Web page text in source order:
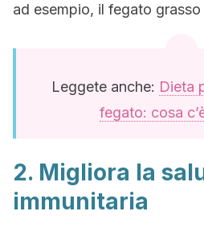
ad esempio, il fegato
Leggete anche: Dieta
fegato: cosa
2. Migliora la
immunitaria